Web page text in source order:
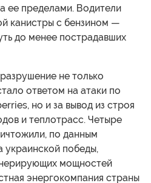
ее пределами. Водители
канистры с бензином —
до менее пострадавших
не только
ответом на атаки по
но и за вывод из строя
и теплотрасс. Четыре
по данным
победы,
мощностей
энергокомпания страны